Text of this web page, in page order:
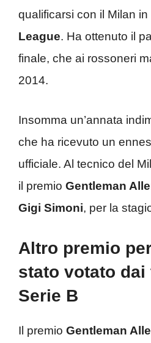
qualificarsi con il Milan in
League. Ha ottenuto il
finale, che ai rossoneri
2014.
Insomma un’annata
che ha ricevuto un
ufficiale. Al tecnico del
il premio Gentleman
Gigi Simoni, per la
Altro premio
stato votato
Serie B
Il premio Gentleman